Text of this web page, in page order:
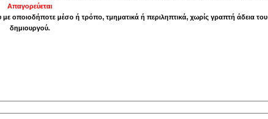
Απαγορεύεται
οποιοδήποτε μέσο ή τρόπο, τμηματικά ή περιληπτικά, χωρίς γραπτή άδεια του
δημιουργού.